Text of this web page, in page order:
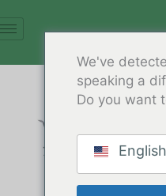
au
We've
speaking a
Do you want
English